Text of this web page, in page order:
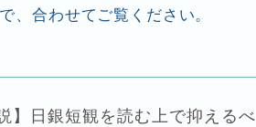
、合わせてご覧ください。
】日銀短観を読む上で抑えるべ